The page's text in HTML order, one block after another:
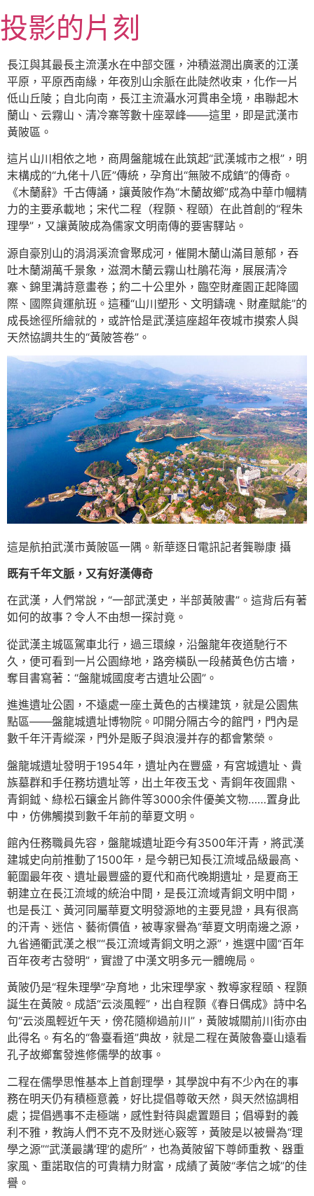
至
主
要
內
容
投影的片刻
長江與其最長主流漢水在中部交匯，沖積滋潤出廣袤的江漢
平原，平原西南緣，年夜別山余脈在此陡然收束，化作一片
低山丘陵；自北向南，長江主流灄水河貫串全境，串聯起木
蘭山、云霧山、清冷寨等數十座翠峰——這里，即是武漢市
黃陂區。
這片山川相依之地，商周盤龍城在此筑起“武漢城市之根”，明
末構成的“九佬十八匠”傳統，孕育出“無陂不成鎮”的傳奇。
《木蘭辭》千古傳誦，讓黃陂作為“木蘭故鄉”成為中華巾幗精
力的主要承載地；宋代二程（程顥、程頤）在此首創的“程朱
理學”，又讓黃陂成為儒家文明南傳的要害驛站。
源自豪別山的涓涓溪流會聚成河，催開木蘭山滿目蔥郁，吞
吐木蘭湖萬千景象，滋潤木蘭云霧山杜鵑花海，展展清冷
寨、錦里溝詩意畫卷；約二十公里外，臨空財產園正起降國
際、國際貨運航班。這種“山川塑形、文明鑄魂、財產賦能”的
成長途徑所繪就的，或許恰是武漢這座超年夜城市摸索人與
天然協調共生的“黃陂答卷”。
這是航拍武漢市黃陂區一隅。新華逐日電訊記者龔聯康 攝
既有千年文脈，又有好漢傳奇
在武漢，人們常說，“一部武漢史，半部黃陂書”。這背后有著
如何的故事？令人不由想一探討竟。
從武漢主城區駕車北行，過三環線，沿盤龍年夜道馳行不
久，便可看到一片公園綠地，路旁橫臥一段赭黃色仿古墻，
奪目書寫著：“盤龍城國度考古遺址公園”。
進進遺址公園，不遠處一座土黃色的古樸建筑，就是公園焦
點區——盤龍城遺址博物院。叩開分隔古今的館門，門內是
數千年汗青縱深，門外是販子與浪漫并存的都會繁榮。
盤龍城遺址發明于1954年，遺址內在豐盛，有宮城遺址、貴
族墓群和手任務坊遺址等，出土年夜玉戈、青銅年夜圓鼎、
青銅鉞、綠松石鑲金片飾件等3000余件優美文物……置身此
中，仿佛觸摸到數千年前的華夏文明。
館內任務職員先容，盤龍城遺址距今有3500年汗青，將武漢
建城史向前推動了1500年，是今朝已知長江流域品級最高、
範圍最年夜、遺址最豐盛的夏代和商代晚期遺址，是夏商王
朝建立在長江流域的統治中間，是長江流域青銅文明中間，
也是長江、黃河同屬華夏文明發源地的主要見證，具有很高
的汗青、迷信、藝術價值，被專家譽為“華夏文明南邊之源，
九省通衢武漢之根”“長江流域青銅文明之源”，進選中國“百年
百年夜考古發明”，實證了中漢文明多元一體魄局。
黃陂仍是“程朱理學”孕育地，北宋理學家、教導家程頤、程顥
誕生在黃陂。成語“云淡風輕”，出自程顥《春日偶成》詩中名
句“云淡風輕近午天，傍花隨柳過前川”，黃陂城關前川街亦由
此得名。有名的“魯臺看道”典故，就是二程在黃陂魯臺山遠看
孔子故鄉奮發進修儒學的故事。
二程在儒學思惟基本上首創理學，其學說中有不少內在的事
務在明天仍有積極意義，好比提倡尊敬天然，與天然協調相
處；提倡遇事不走極端，感性對待與處置題目；倡導對的義
利不雅，教誨人們不克不及財迷心竅等，黃陂是以被譽為“理
學之源”“武漢最講‘理’的處所”，也為黃陂留下尊師重教、器重
家風、重諾取信的可貴精力財富，成績了黃陂“孝信之城”的佳
譽。